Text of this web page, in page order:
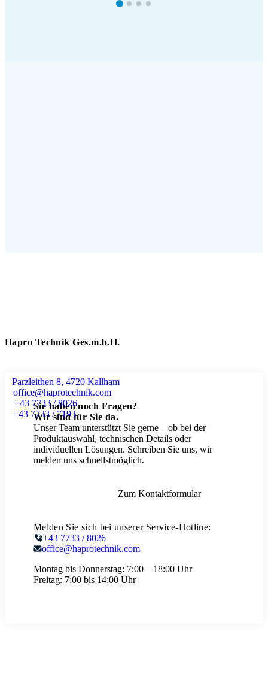
Hapro Technik Ges.m.b.H.
Parzleithen 8, 4720 Kallham
office@haprotechnik.com
+43 7733 / 8026
+43 7733 / 7193
Sie haben noch Fragen?
Wir sind für Sie da.
Unser Team unterstützt Sie gerne – ob bei der
Produktauswahl, technischen Details oder
individuellen Lösungen. Schreiben Sie uns, wir
melden uns schnellstmöglich.
Zum Kontaktformular
Melden Sie sich bei unserer Service-Hotline:
+43 7733 / 8026
office@haprotechnik.com
Montag bis Donnerstag: 7:00 – 18:00 Uhr
Freitag: 7:00 bis 14:00 Uhr